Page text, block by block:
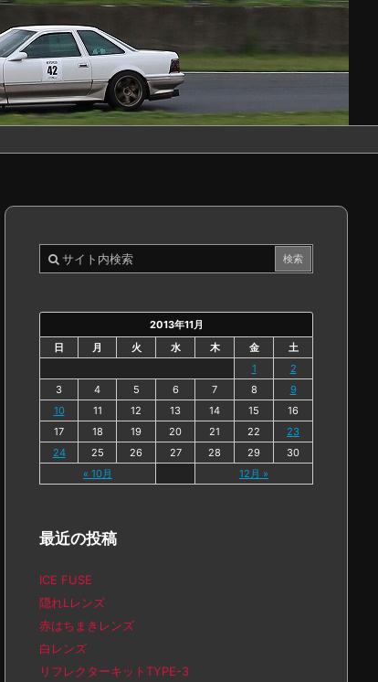
2013年11月
日
月 火 水 木 金 土
« 10月 12月 »
1
2
3
4 5 6 7 8
9
10
11 12 13 14 15
16
17
18 19 20 21 22
23
24
25 26 27 28 29 30
最近の投稿
ICE FUSE
隠れLレンズ
赤はちまきレンズ
白レンズ
リフレクターキットTYPE-3